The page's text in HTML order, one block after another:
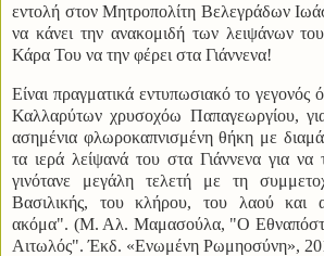
εντολή στον Μητροπολίτη Βελεγράδων
να κάνει την ανακομιδή των λειψάνων
Κάρα Του να την φέρει στα Γιάννενα!
Είναι πραγματικά εντυπωσιακό το γεγονός
Καλλαρύτων χρυσοχόω Παπαγεωργίου,
ασημένια φλωροκαπνισμένη θήκη με
τα ιερά λείψανά του στα Γιάννενα για
γινότανε μεγάλη τελετή με τη
Βασιλικής, του κλήρου, του λαού και
ακόμα". (Μ. Αλ. Μαμασούλα, "Ο
Αιτωλός". Έκδ. «Ενωμένη Ρωμηοσύνη»,